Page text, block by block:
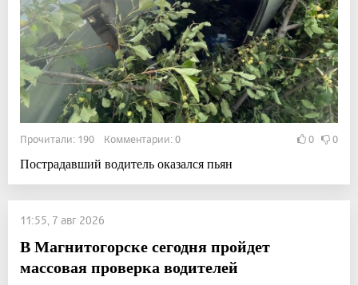
Прочитали: 190 Комментарии: 0 0 0
Пострадавший водитель оказался пьян
11:55, 7 авг 2026
В Магнитогорске сегодня пройдет
массовая проверка водителей